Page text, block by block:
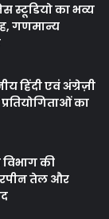
स्टूडियो का भव्य
गणमान्य
हिंदी एवं अंग्रेज़ी
का
की
तेल और